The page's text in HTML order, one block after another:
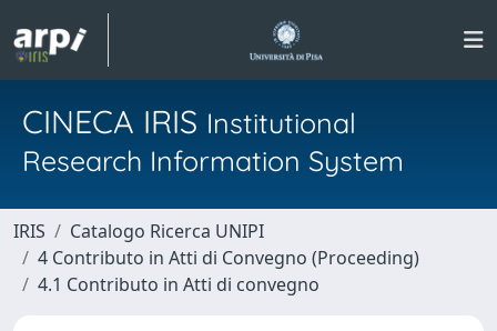
CINECA IRIS Institutional
Research Information System
IRIS
Catalogo Ricerca UNIPI
4 Contributo in Atti di Convegno (Proceeding)
4.1 Contributo in Atti di convegno